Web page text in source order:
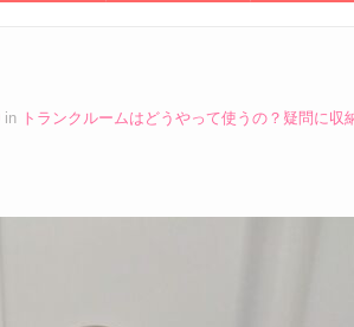
in
トランクルームはどうやって使うの？疑問に収